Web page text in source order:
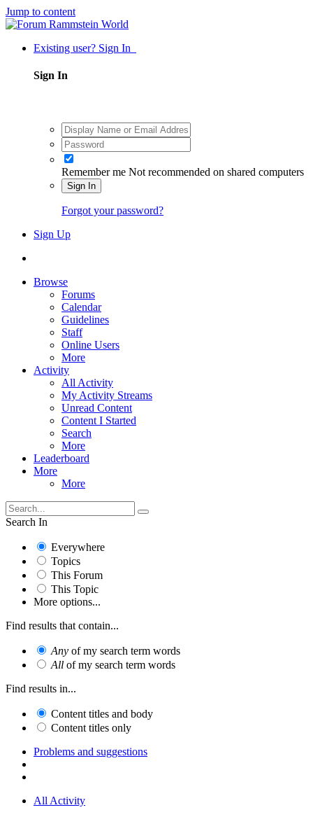
Jump to content
Existing user? Sign In
Sign In
Remember me Not recommended on shared computers
Sign In
Forgot your password?
Sign Up
Browse
Forums
Calendar
Guidelines
Staff
Online Users
More
Activity
All Activity
My Activity Streams
Unread Content
Content I Started
Search
More
Leaderboard
More
More
Search In
Everywhere
Topics
This Forum
This Topic
More options...
Find results that contain...
Any of my search term words
All of my search term words
Find results in...
Content titles and body
Content titles only
Problems and suggestions
All Activity